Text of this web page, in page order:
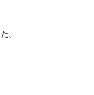
。